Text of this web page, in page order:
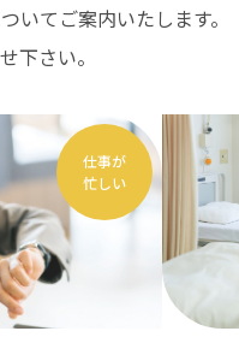
いてご案内いたします。
下さい。
仕事が
忙しい